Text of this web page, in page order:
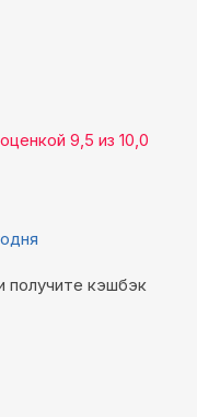
9,5 из 10,0
получите кэшбэк